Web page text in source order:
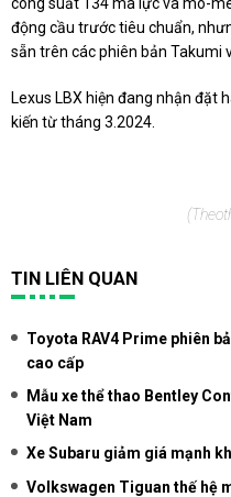
động cầu trước tiêu chuẩn,
sẵn trên các phiên bản Takumi
Lexus LBX hiện đang nhận đặt
kiến từ tháng 3.2024.
(Theo
TIN LIÊN QUAN
Toyota RAV4 Prime phiên
cao cấp
Mẫu xe thể thao Bentley
Việt Nam
Xe Subaru giảm giá mạnh
Volkswagen Tiguan thế hệ